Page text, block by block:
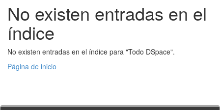
No existen entradas en el
índice
No existen entradas en el índice para "Todo DSpace".
Página de inicio